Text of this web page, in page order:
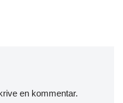
en kommentar.